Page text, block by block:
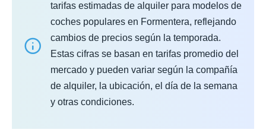
tarifas estimadas de alquiler para modelos de
coches populares en Formentera, reflejando
cambios de precios según la temporada.
Estas cifras se basan en tarifas promedio del
mercado y pueden variar según la compañía
de alquiler, la ubicación, el día de la semana
y otras condiciones.